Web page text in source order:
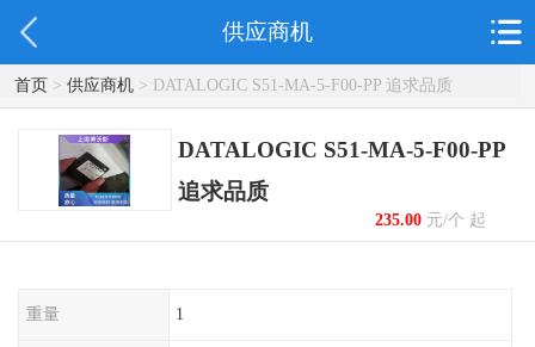
供应商机
首页> 供应商机> DATALOGIC S51-MA-5-F00-PP 追求品质
DATALOGIC S51-MA-5-F00-PP
追求品质
235.00元/个 起
重量 1